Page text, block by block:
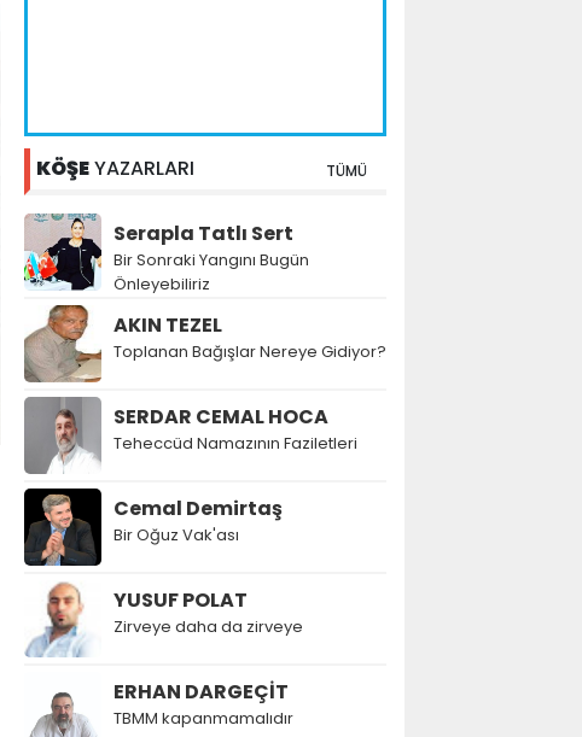
KÖŞEYAZARLARI TÜMÜ
Serapla Tatlı Sert
Bir Sonraki Yangını Bugün
Önleyebiliriz
AKIN TEZEL
Toplanan Bağışlar Nereye Gidiyor?
SERDAR CEMAL HOCA
Teheccüd Namazının Faziletleri
Cemal Demirtaş
Bir Oğuz Vak'ası
YUSUF POLAT
Zirveye daha da zirveye
ERHAN DARGEÇİT
TBMM kapanmamalıdır